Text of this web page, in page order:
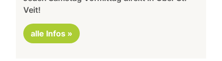
Veit!
alle Infos »